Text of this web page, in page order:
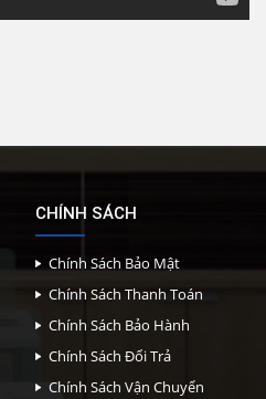
CHÍNH SÁCH
Chính Sách Bảo Mật
Chính Sách Thanh Toán
Chính Sách Bảo Hành
Chính Sách Đổi Trả
Chính Sách Vận Chuyển